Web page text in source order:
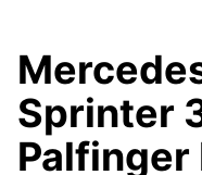
Sprinter
Palfinger